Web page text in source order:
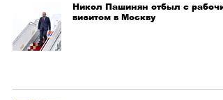
Никол Пашинян отбыл с
визитом в Москву